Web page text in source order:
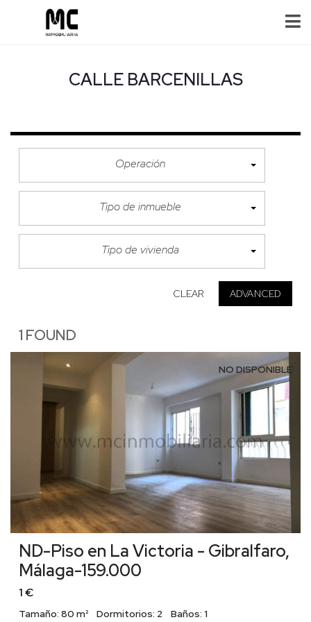
CALLE BARCENILLAS
Operación
Tipo de inmueble
Tipo de vivienda
CLEAR ADVANCED
1 FOUND
NO DISPONIBLE
ND-Piso en La Victoria - Gibralfaro,
Málaga-159.000
1 €
Tamaño: 80 m² Dormitorios: 2 Baños: 1